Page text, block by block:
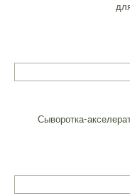
Сыворотка-